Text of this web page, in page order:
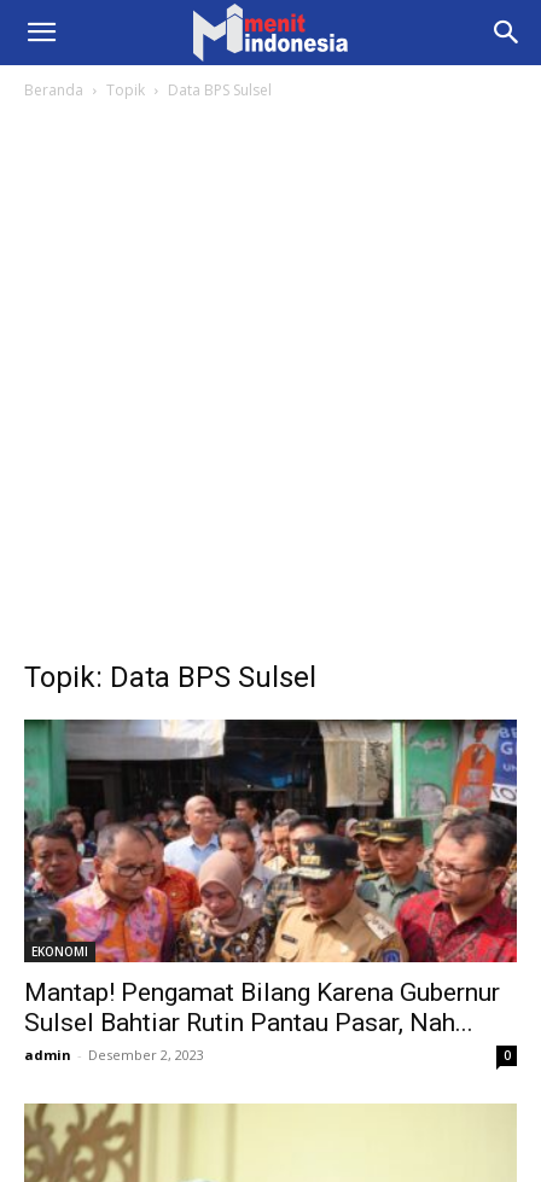
Beranda Topik Data BPS Sulsel
Topik: Data BPS Sulsel
EKONOMI
Mantap! Pengamat Bilang Karena Gubernur
Sulsel Bahtiar Rutin Pantau Pasar, Nah...
admin - Desember 2, 2023 0